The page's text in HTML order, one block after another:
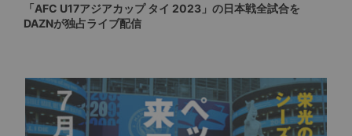
「AFC U17アジアカップ タイ 2023」の日本戦全試合を
DAZNが独占ライブ配信